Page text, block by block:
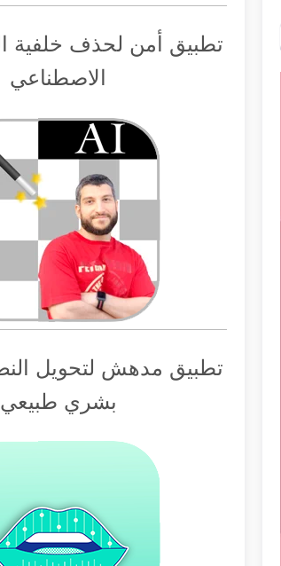
تطبيق أمن لحذف خلفية
الاصطناعي
تطبيق مدهش لتحويل
بشري طبيعي